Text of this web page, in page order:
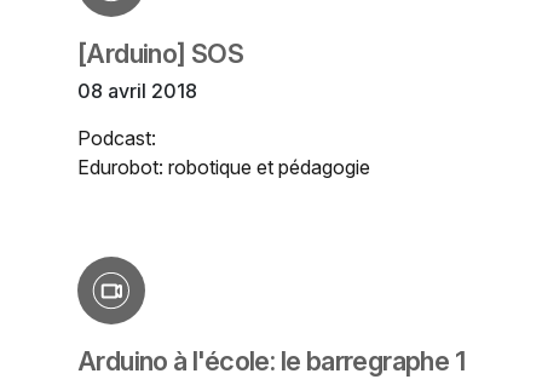
[Arduino] SOS
08 avril 2018
Podcast:
Edurobot: robotique et pédagogie
Arduino à l'école: le barregraphe 1